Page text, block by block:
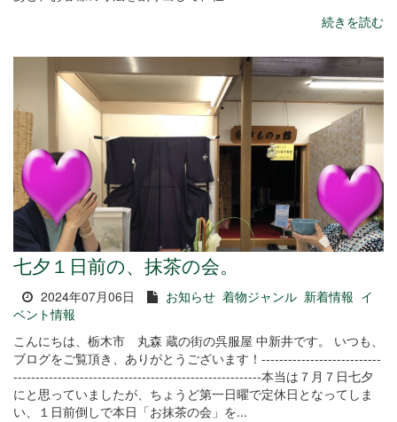
続きを読む
七夕１日前の、抹茶の会。
2024年07月06日 お知らせ 着物ジャンル 新着情報 イ
ベント情報
こんにちは、栃木市 丸森 蔵の街の呉服屋 中新井です。 いつも、
ブログをご覧頂き、ありがとうございます！---------------------------
--------------------------------------------------------本当は７月７日七夕
にと思っていましたが、ちょうど第一日曜で定休日となってしま
い、１日前倒しで本日「お抹茶の会」を...